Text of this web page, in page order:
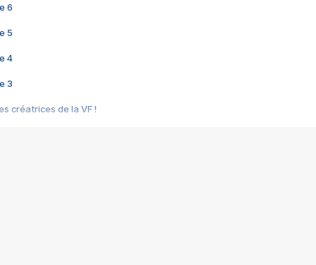
6
5
4
3
créatrices de la VF !